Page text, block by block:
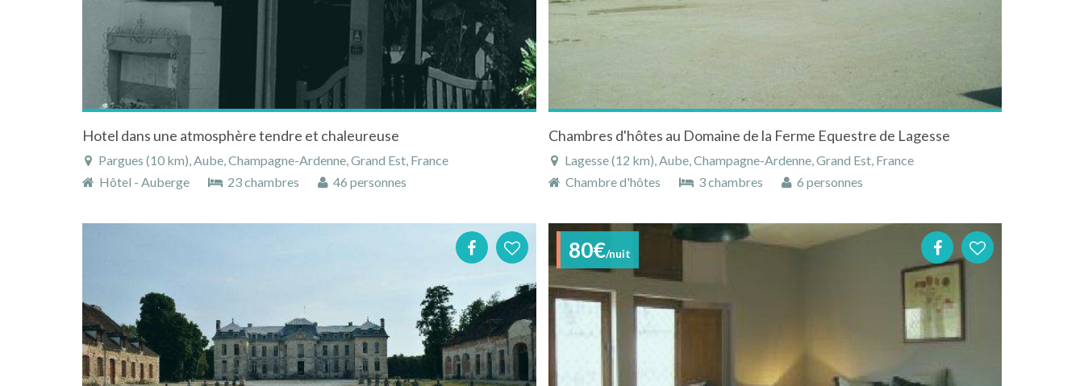
Hotel dans une atmosphère tendre et chaleureuse
Pargues (10 km), Aube, Champagne-Ardenne, Grand Est, France
Hôtel - Auberge
23 chambres 46 personnes
Chambres d'hôtes au Domaine de la Ferme Equestre de Lagesse
Lagesse (12 km), Aube, Champagne-Ardenne, Grand Est, France
Chambre d'hôtes
3 chambres 6 personnes
80€/nuit